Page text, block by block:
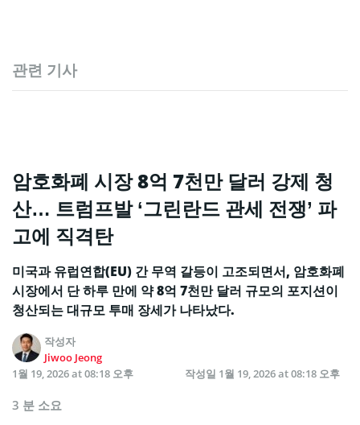
관련 기사
암호화폐 시장 8억 7천만 달러 강제 청
산… 트럼프발 ‘그린란드 관세 전쟁’ 파
고에 직격탄
미국과 유럽연합(EU) 간 무역 갈등이 고조되면서, 암호화폐
시장에서 단 하루 만에 약 8억 7천만 달러 규모의 포지션이
청산되는 대규모 투매 장세가 나타났다.
작성자
Jiwoo Jeong
1월 19, 2026 at 08:18 오후
작성일 1월 19, 2026 at 08:18 오후
3 분 소요